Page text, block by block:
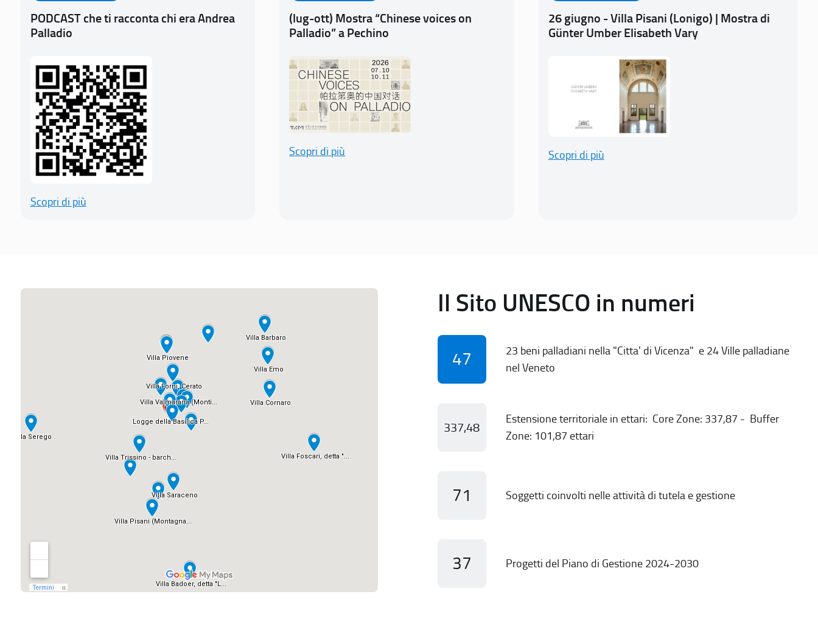
PODCAST che ti racconta chi era Andrea
Palladio
Scopri di più
(lug-ott) Mostra “Chinese voices on
Palladio” a Pechino
Scopri di più
26 giugno - Villa Pisani (Lonigo) | Mostra di
Günter Umber Elisabeth Vary
Scopri di più
Il Sito UNESCO in numeri
47
23 beni palladiani nella "Citta' di Vicenza" e 24 Ville palladiane
nel Veneto
337,48
Estensione territoriale in ettari: Core Zone: 337,87 - Buffer
Zone: 101,87 ettari
71 Soggetti coinvolti nelle attività di tutela e gestione
37 Progetti del Piano di Gestione 2024-2030